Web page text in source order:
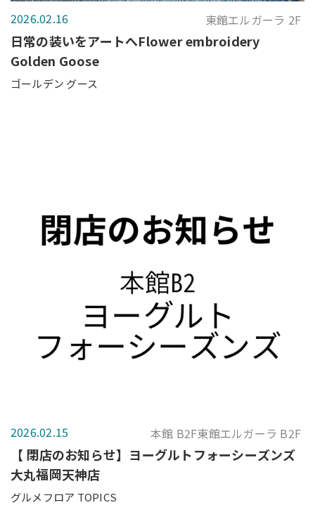
2026.02.16 東館エルガーラ 2F
日常の装いをアートへFlower embroidery
Golden Goose
ゴールデン グース
2026.02.15 本館 B2F東館エルガーラ B2F
【 閉店のお知らせ】ヨーグルトフォーシーズンズ
大丸福岡天神店
グルメフロア TOPICS